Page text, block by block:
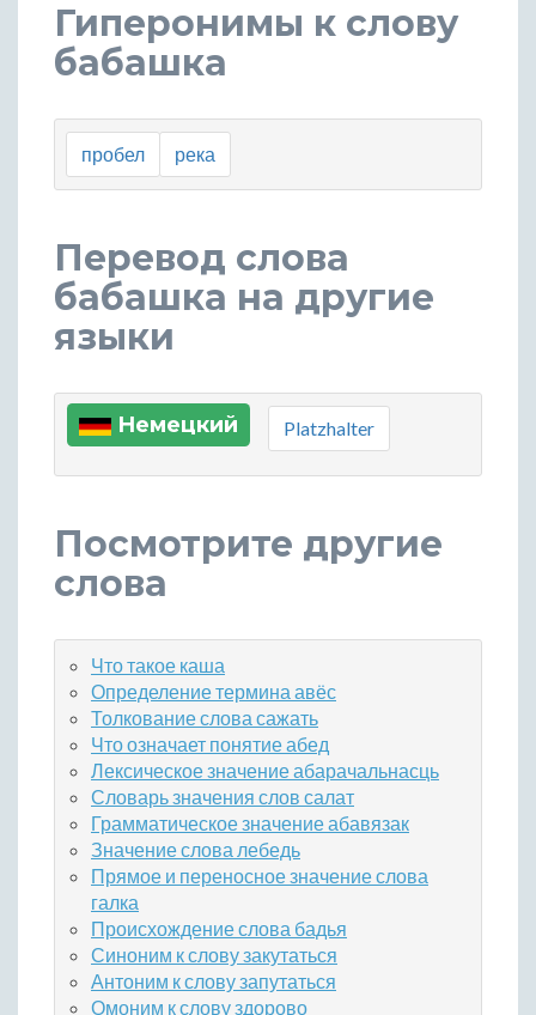
Гиперонимы к слову
бабашка
пробел река
Перевод слова
бабашка на другие
языки
Немецкий Platzhalter
Посмотрите другие
слова
Что такое каша
Определение термина авёс
Толкование слова сажать
Что означает понятие абед
Лексическое значение абарачальнасць
Словарь значения слов салат
Грамматическое значение абавязак
Значение слова лебедь
Прямое и переносное значение слова
галка
Происхождение слова бадья
Синоним к слову закутаться
Антоним к слову запутаться
Омоним к слову здорово